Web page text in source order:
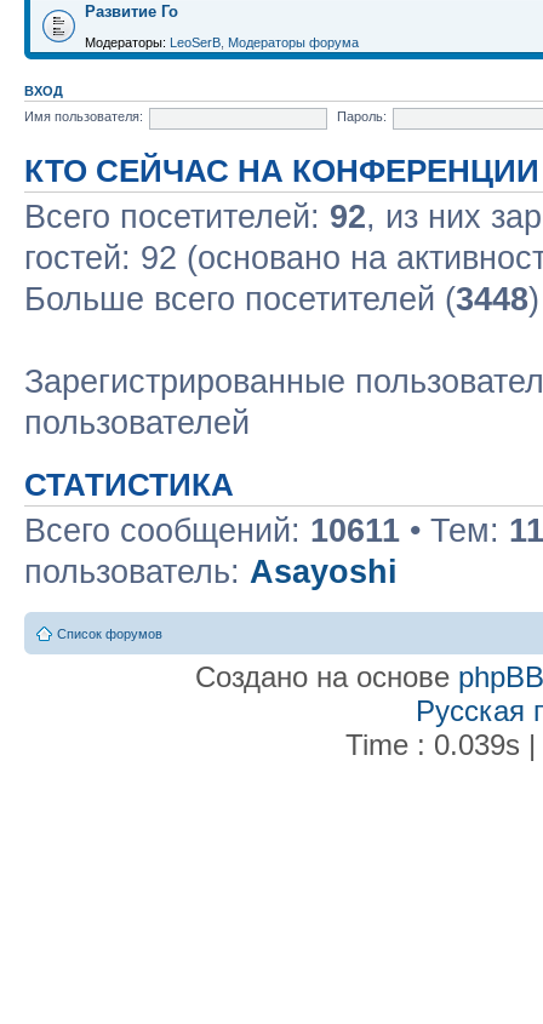
Развитие Го
Модераторы: LeoSerB Модераторы форума
ВХОД
Имя пользователя:
Пароль:
КТО СЕЙЧАС НА КОНФЕРЕНЦИИ
Всего посетителей: 92, из них
гостей: 92 (основано на
Больше всего посетителей (3448
Зарегистрированные
пользователей
СТАТИСТИКА
Всего сообщений: 10611 • Тем:
пользователь: Asayoshi
Список форумов
Создано на основе phpBB
Русская
Time : 0.039s